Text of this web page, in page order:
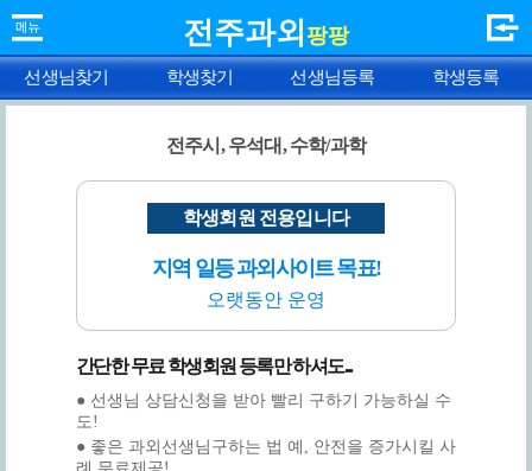
전주과외 팡팡
선생님찾기 학생찾기 선생님등록 학생등록
전주시, 우석대, 수학/과학
학생회원 전용입니다
지역 일등 과외사이트 목표!
오랫동안 운영
간단한 무료 학생회원 등록만 하셔도...
● 선생님 상담신청을 받아 빨리 구하기 가능하실 수
도!
● 좋은 과외선생님구하는 법 예, 안전을 증가시킬 사